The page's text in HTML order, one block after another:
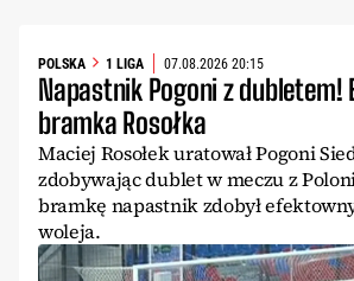
POLSKA 1 LIGA 07.08.2026 20:15
Napastnik Pogoni z dubletem!
bramka Rosołka
Maciej Rosołek uratował Pogoni
zdobywając dublet w meczu z
bramkę napastnik zdobył
woleja.